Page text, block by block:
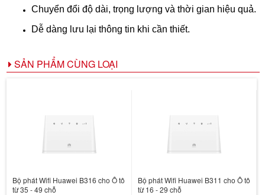
Chuyển đổi độ dài, trọng lượng và thời gian hiệu quả.
Dễ dàng lưu lại thông tin khi cần thiết.
SẢN PHẨM CÙNG LOẠI
Bộ phát Wifi Huawei B316 cho Ô tô
từ 35 - 49 chỗ
Bộ phát Wifi Huawei B311 cho Ô tô
từ 16 - 29 chỗ